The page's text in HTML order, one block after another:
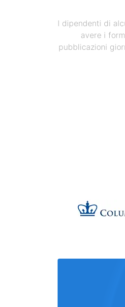
I dipendenti di
avere i
pubblicazioni